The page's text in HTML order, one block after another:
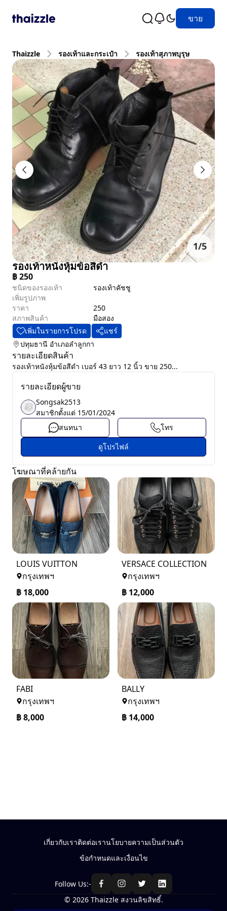
ขาย
Thaizzle รองเท้าและกระเป๋า รองเท้าสุภาพบุรุษ
1/5
รองเท้าหนังหุ้มข้อสีดำ
฿250
ชนิดของรองเท้า
รองเท้าคัชชู
เพิ่มรูปภาพ
ราคา
250
สภาพสินค้า
มือสอง
เพิ่มในรายการโปรด
แชร์
ปทุมธานี อำเภอลำลูกกา
รายละเอียดสินค้า
รองเท้าหนังหุ้มข้อสีดำ เบอร์ 43 ยาว 12 นิ้ว ขาย 250...
รายละเอียดผู้ขาย
Songsak2513
สมาชิกตั้งแต่ 15/01/2024
สนทนา
โทร
ดูโปรไฟล์
โฆษณาที่คล้ายกัน
LOUIS VUITTON
กรุงเทพฯ
฿ 18,000
VERSACE COLLECTION
กรุงเทพฯ
฿ 12,000
FABI
กรุงเทพฯ
฿8,000
BALLY
กรุงเทพฯ
฿ 14,000
เกี่ยวกับเราติดต่อเรานโยบายความเป็นส่วนตัว
ข้อกำหนดและเงื่อนไข
Follow Us:-
© 2026 Thaizzle สงวนลิขสิทธิ์.